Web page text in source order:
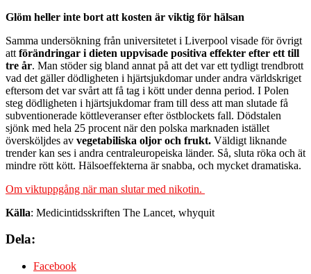
Glöm heller inte bort att kosten är viktig för hälsan
Samma undersökning från universitetet i Liverpool visade för övrigt
att förändringar i dieten uppvisade positiva effekter efter ett till
tre år. Man stöder sig bland annat på att det var ett tydligt trendbrott
vad det gäller dödligheten i hjärtsjukdomar under andra världskriget
eftersom det var svårt att få tag i kött under denna period. I Polen
steg dödligheten i hjärtsjukdomar fram till dess att man slutade få
subventionerade köttleveranser efter östblockets fall. Dödstalen
sjönk med hela 25 procent när den polska marknaden istället
översköljdes av vegetabiliska oljor och frukt. Väldigt liknande
trender kan ses i andra centraleuropeiska länder. Så, sluta röka och ät
mindre rött kött. Hälsoeffekterna är snabba, och mycket dramatiska.
Om viktuppgång när man slutar med nikotin.
Källa: Medicintidsskriften The Lancet, whyquit
Dela:
Facebook